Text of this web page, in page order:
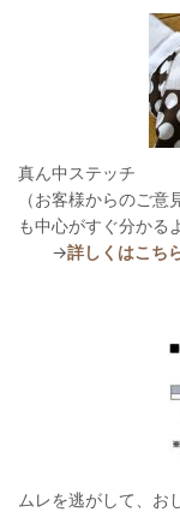
真ん中ステッチ
（お客様からのご
も中心がすぐ分かる
→詳しくはこち
ムレを逃がして、お